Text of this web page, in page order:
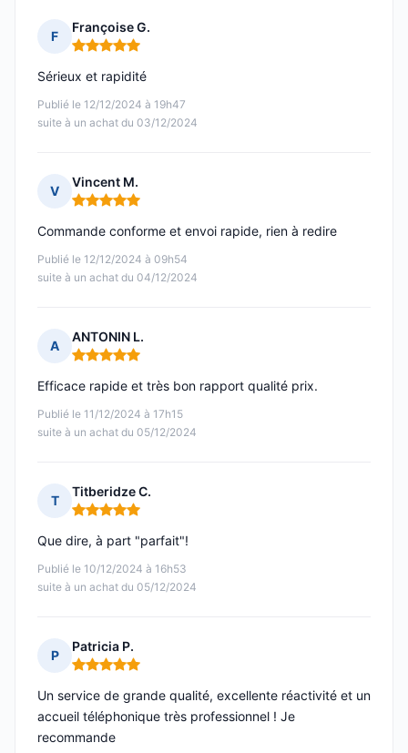
F
Françoise G.
Note : 5 sur 5
Publié le 12/12/2024 à 19h47
suite à un achat du 03/12/2024
Sérieux et rapidité
V
Vincent M.
Note : 5 sur 5
Publié le 12/12/2024 à 09h54
suite à un achat du 04/12/2024
Commande conforme et envoi rapide, rien à redire
A
ANTONIN L.
Note : 5 sur 5
Publié le 11/12/2024 à 17h15
suite à un achat du 05/12/2024
Efficace rapide et très bon rapport qualité prix.
T
Titberidze C.
Note : 5 sur 5
Publié le 10/12/2024 à 16h53
suite à un achat du 05/12/2024
Que dire, à part "parfait"!
P
Patricia P.
Note : 5 sur 5
Un service de grande qualité, excellente réactivité et un
accueil téléphonique très professionnel ! Je
recommande